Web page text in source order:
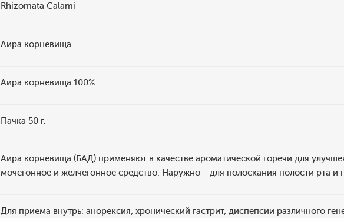
Rhizomata Саlami
Аира корневища
Аира корневища 100%
Пачка 50 г.
Аира корневища (БАД) применяют в качестве ароматической горечи для
мочегонное и желчегонное средство. Наружно – для полоскания полости рта и
Для приема внутрь: анорексия, хронический гастрит, диспепсии различного